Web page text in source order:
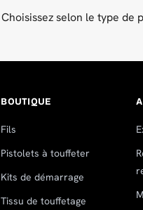
Choisissez selon le type de
BOUTIQUE
Fils
Pistolets à touffeter
Kits de démarrage
Tissu de touffetage